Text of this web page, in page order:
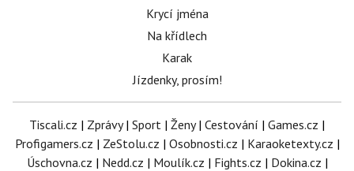
Krycí jména
Na křídlech
Karak
Jízdenky, prosím!
Tiscali.cz | Zprávy| Sport | Ženy| Cestování | Games.cz |
Profigamers.cz | ZeStolu.cz | Osobnosti.cz | Karaoketexty.cz |
Úschovna.cz | Nedd.cz | Moulík.cz | Fights.cz | Dokina.cz |